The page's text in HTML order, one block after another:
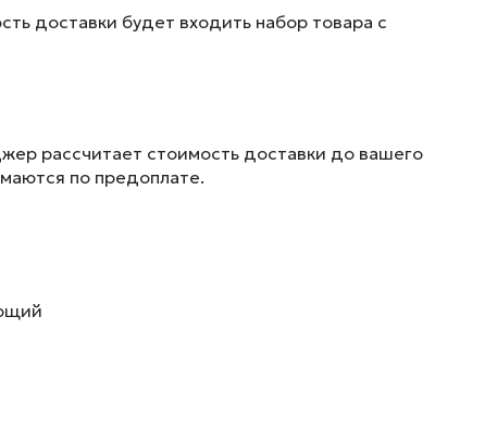
доставки будет входить набор товара с
рассчитает стоимость доставки до вашего
по предоплате.